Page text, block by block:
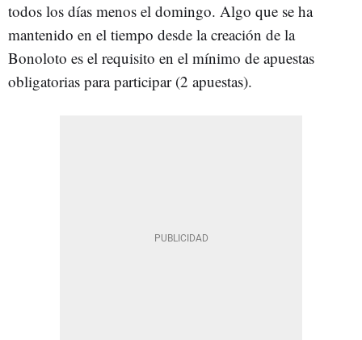
todos los días menos el domingo. Algo que se ha
mantenido en el tiempo desde la creación de la
Bonoloto es el requisito en el mínimo de apuestas
obligatorias para participar (2 apuestas).